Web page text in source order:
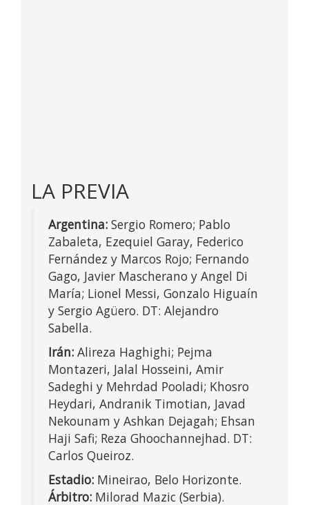
LA PREVIA
Argentina: Sergio Romero; Pablo
Zabaleta, Ezequiel Garay, Federico
Fernández y Marcos Rojo; Fernando
Gago, Javier Mascherano y Angel Di
María; Lionel Messi, Gonzalo Higuaín
y Sergio Agüero. DT: Alejandro
Sabella.
Irán: Alireza Haghighi; Pejma
Montazeri, Jalal Hosseini, Amir
Sadeghi y Mehrdad Pooladi; Khosro
Heydari, Andranik Timotian, Javad
Nekounam y Ashkan Dejagah; Ehsan
Haji Safi; Reza Ghoochannejhad. DT:
Carlos Queiroz.
Estadio: Mineirao, Belo Horizonte.
Árbitro: Milorad Mazic (Serbia).